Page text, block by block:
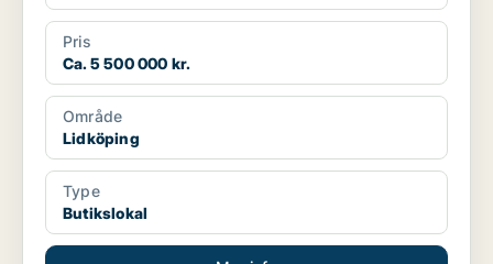
Pris
Ca. 5 500 000 kr.
Område
Lidköping
Type
Butikslokal